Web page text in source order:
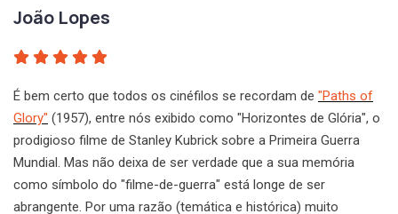
João Lopes
É bem certo que todos os cinéfilos se recordam de "Paths of
Glory" (1957), entre nós exibido como "Horizontes de Glória", o
prodigioso filme de Stanley Kubrick sobre a Primeira Guerra
Mundial. Mas não deixa de ser verdade que a sua memória
como símbolo do "filme-de-guerra" está longe de ser
abrangente. Por uma razão (temática e histórica) muito